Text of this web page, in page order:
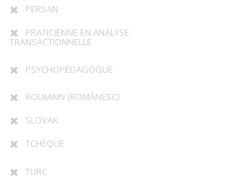
PERSAN
PRATICIENNE EN ANALYSE
TRANSACTIONNELLE
PSYCHOPÉDAGOGUE
ROUMAIN (ROMÂNESC)
SLOVAK
TCHÈQUE
TURC